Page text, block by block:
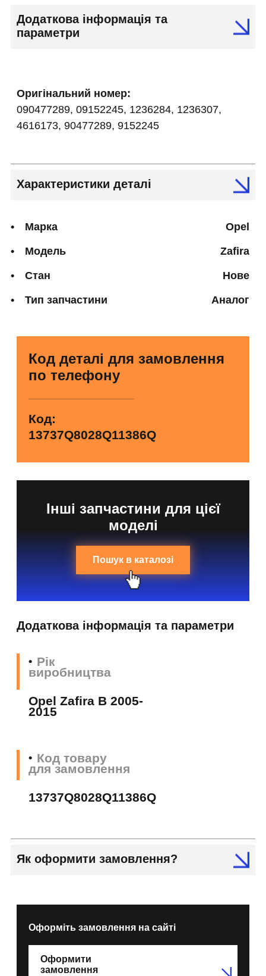
Додаткова інформація та
параметри
Оригінальний номер:
090477289, 09152245, 1236284, 1236307,
4616173, 90477289, 9152245
Характеристики деталі
Марка Opel
Модель Zafira
Стан Нове
Тип запчастини Аналог
Код деталі для замовлення
по телефону
Код:
13737Q8028Q11386Q
Інші запчастини для цієї
моделі
Пошук в каталозі
Додаткова інформація та параметри
Рік
виробництва
Opel Zafira B 2005-
2015
Код товару
для замовлення
13737Q8028Q11386Q
Як оформити замовлення?
Оформіть замовлення на сайті
Оформити
замовлення